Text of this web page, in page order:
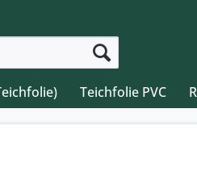
Teichfolie PVC